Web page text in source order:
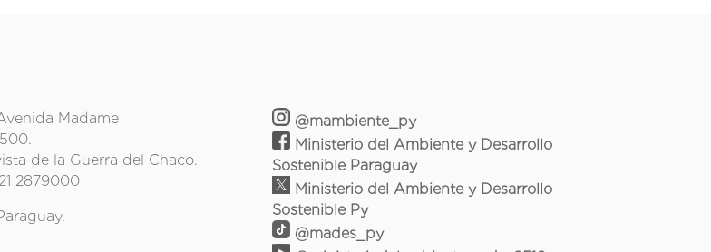
Madame
de la Guerra del Chaco.
2879000
@mambiente_py
Ministerio del Ambiente y Desarrollo
Sostenible Paraguay
Ministerio del Ambiente y Desarrollo
Sostenible Py
@mades_py